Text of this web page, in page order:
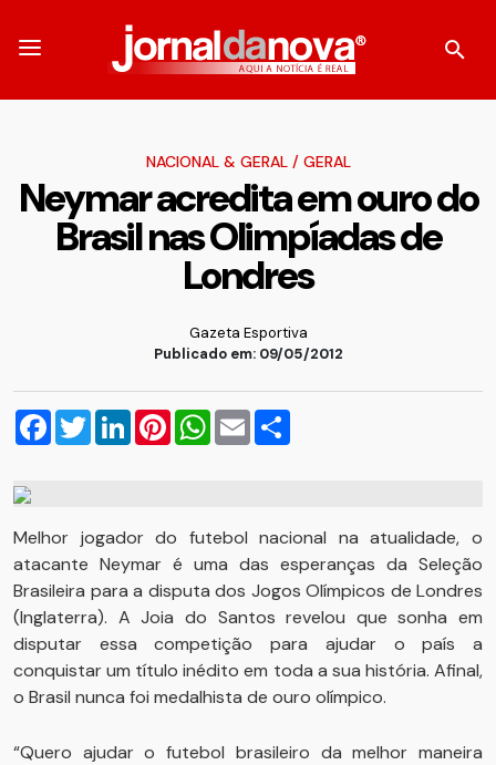
NACIONAL & GERAL/ GERAL
Neymar acredita em ouro do
Brasil nas Olimpíadas de
Londres
Gazeta Esportiva
Publicado em: 09/05/2012
Facebook
TwitterLinkedInPinterestWhatsApp
Email
Melhor jogador do futebol nacional na atualidade, o
atacante Neymar é uma das esperanças da Seleção
Brasileira para a disputa dos Jogos Olímpicos de Londres
(Inglaterra). A Joia do Santos revelou que sonha em
disputar essa competição para ajudar o país a
conquistar um título inédito em toda a sua história. Afinal,
o Brasil nunca foi medalhista de ouro olímpico.
“Quero ajudar o futebol brasileiro da melhor maneira